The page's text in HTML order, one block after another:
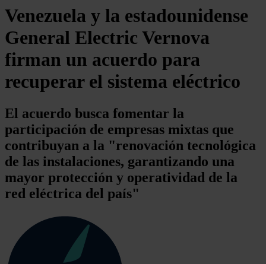
Venezuela y la estadounidense
General Electric Vernova
firman un acuerdo para
recuperar el sistema eléctrico
El acuerdo busca fomentar la
participación de empresas mixtas que
contribuyan a la "renovación tecnológica
de las instalaciones, garantizando una
mayor protección y operatividad de la
red eléctrica del país"